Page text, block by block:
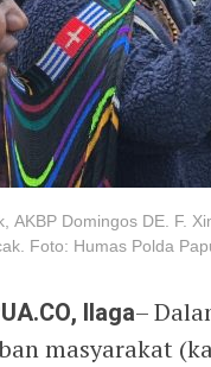
AKBP Domingos DE. F.
Foto: Humas Polda
Ilaga–
masyarakat